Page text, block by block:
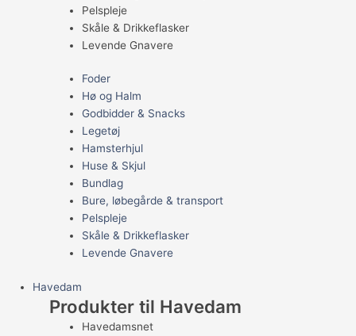
Pelspleje
Skåle & Drikkeflasker
Levende Gnavere
Foder
Hø og Halm
Godbidder & Snacks
Legetøj
Hamsterhjul
Huse & Skjul
Bundlag
Bure, løbegårde & transport
Pelspleje
Skåle & Drikkeflasker
Levende Gnavere
Havedam
Produkter til Havedam
Havedamsnet